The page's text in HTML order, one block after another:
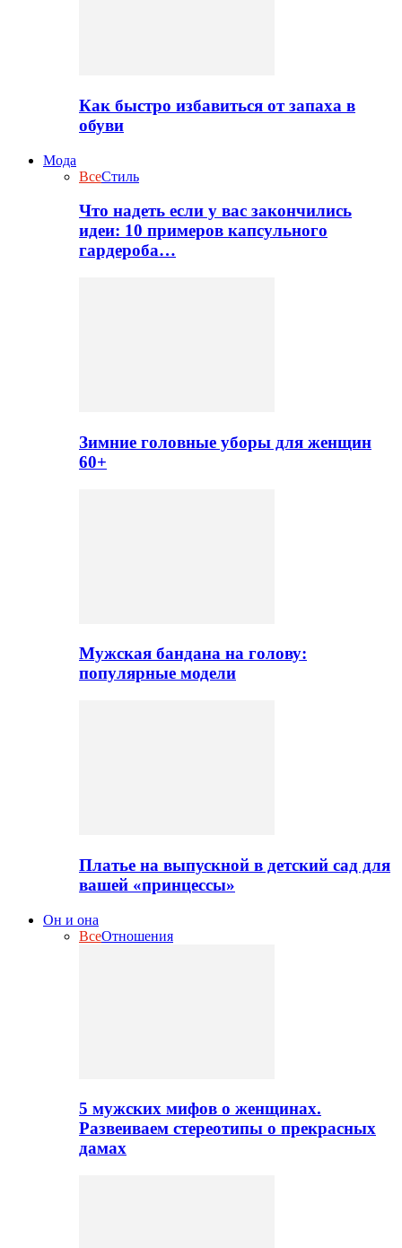
Как быстро избавиться от запаха в
обуви
Мода
ВсеСтиль
Что надеть если у вас закончились
идеи: 10 примеров капсульного
гардероба…
Зимние головные уборы для женщин
60+
Мужская бандана на голову:
популярные модели
Платье на выпускной в детский сад для
вашей «принцессы»
Он и она
ВсеОтношения
5 мужских мифов о женщинах.
Развеиваем стереотипы о прекрасных
дамах